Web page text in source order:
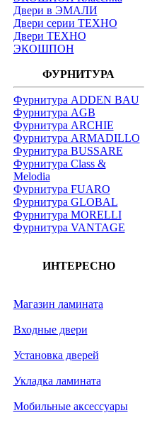
Двери в ЭМАЛИ
Двери серии ТЕХНО
Двери ТЕХНО
ЭКОШПОН
ФУРНИТУРА
Фурнитура ADDEN BAU
Фурнитура AGB
Фурнитура ARCHIE
Фурнитура ARMADILLO
Фурнитура BUSSARE
Фурнитура Class &
Melodia
Фурнитура FUARO
Фурнитура GLOBAL
Фурнитура MORELLI
Фурнитура VANTAGE
ИНТЕРЕСНО
Магазин ламината
Входные двери
Установка дверей
Укладка ламината
Мобильные аксессуары